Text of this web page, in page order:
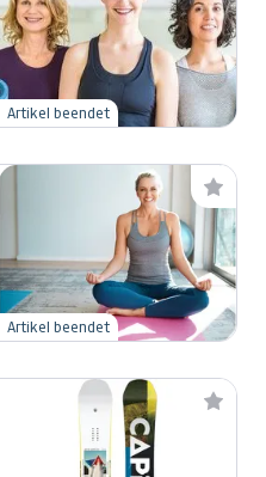
Artikel beendet
Artikel beendet